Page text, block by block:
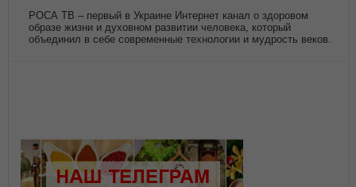
РОСА ТВ – первый в Украине Интернет канал о здоровом
образе жизни и духовном развитии человека, который
объединил в себе современные технологии и мудрость веков.